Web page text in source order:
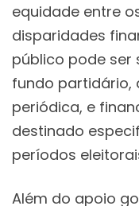
equidade entre
disparidades
público pode ser
fundo partidário,
periódica, e
destinado
períodos
Além do apoio